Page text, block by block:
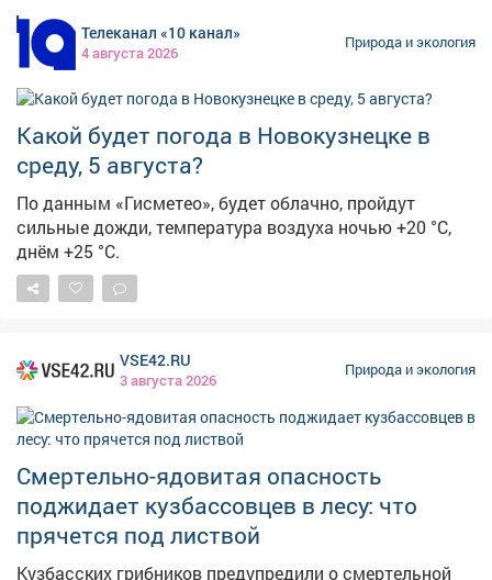
шквалистое усиление юго-западного ветра 18-23 м/с,
– сказали в ЦГМС. При этомв среду и четвергместами
прогнозируется аномально жаркая погода выше
+30°С. Конкретно в Кемерове в ночь на 5 августа
градусник покажет+17,+19°C, днём+27,+29°C.
Ожидаются дожди с грозами,порывы ветра до 14 м/с.
В пятницу ночные температуры по области
составят+12,+17°C, дневные+21,+26°C. И опять
прогнозируются дожди и грозы. Погодные опасности
ожидаются и в соседних регионах. Как сообщает
sib.fm , вНовосибирской области объявлено
штормовое предупреждение:5 и 6 августа местами
ожидаются сильные дожди, грозы, ливни и град,
новосибирцам отказаться от прогулок в паркахиз-за
штормового предупреждения, сообщает Om1
данным sibnovosti.ru , прогнозируется жара +31°C,небо
останется ясным, осадков не предвидится, скорость
ветра составит 1-4 м/с.
Телеканал «10 канал»
4 августа 2026
Природа и экология
Какой будет погода в Новокузнецке в
среду, 5 августа?
По данным «Гисметео», будет облачно, пройдут
сильные дожди, температура воздуха ночью +20 °С,
днём +25 °С.
VSE42.RU
3 августа 2026
Природа и экология
Смертельно-ядовитая опасность
поджидает кузбассовцев в лесу: что
прячется под листвой
Кузбасских грибников предупредили о смертельной